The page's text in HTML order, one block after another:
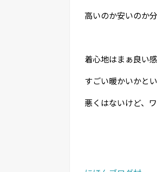
高いのか安いのか
着心地はまぁ良い感
すごい暖かいかと
悪くはないけど、